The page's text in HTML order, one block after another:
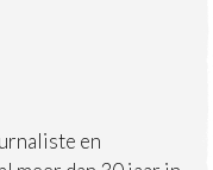
en